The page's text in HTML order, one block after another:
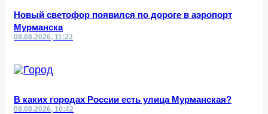
Новый светофор появился по дороге в аэропорт
Мурманска
08.08.2026, 11:23
В каких городах России есть улица Мурманская?
08.08.2026, 10:42